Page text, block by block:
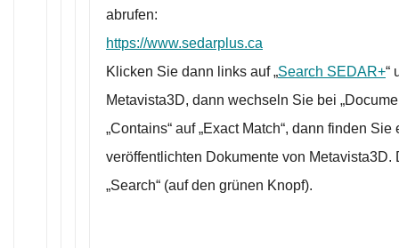
abrufen:
https://www.sedarplus.ca
Klicken Sie dann links auf „Search SEDAR+“
Metavista3D, dann wechseln Sie bei
„Contains“ auf „Exact Match“, dann finden
veröffentlichten Dokumente von Metavista3D.
„Search“ (auf den grünen Knopf).